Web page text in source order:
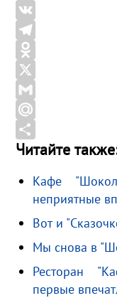
F
a
c
e
b
o
o
k
V
K
T
e
l
e
g
r
m
O
d
n
o
k
a
s
n
i
X
G
m
a
M
a
R
u
О
п
а
в
и
Читайте
Кафе
неприятные
Вот и
Мы снова в
Ресторан
первые